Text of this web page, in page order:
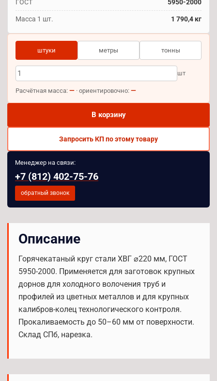
ГОСТ 5950-2000
Масса 1 шт. 1 790,4 кг
штуки метры тонны
шт
Расчётная масса: — · ориентировочно: —
В корзину
Запросить КП по этому товару
Менеджер на связи:
+7 (812) 402-75-76
обратный звонок
Описание
Горячекатаный круг стали ХВГ ⌀220 мм, ГОСТ
5950-2000. Применяется для заготовок крупных
дорнов для холодного волочения труб и
профилей из цветных металлов и для крупных
калибров-колец технологического контроля.
Прокаливаемость до 50–60 мм от поверхности.
Склад СПб, нарезка.